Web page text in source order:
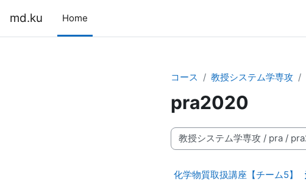
md.ku Home
コース 教授システム学専攻
pra2020
コースカテゴリ
化学物質取扱講座【チーム5】